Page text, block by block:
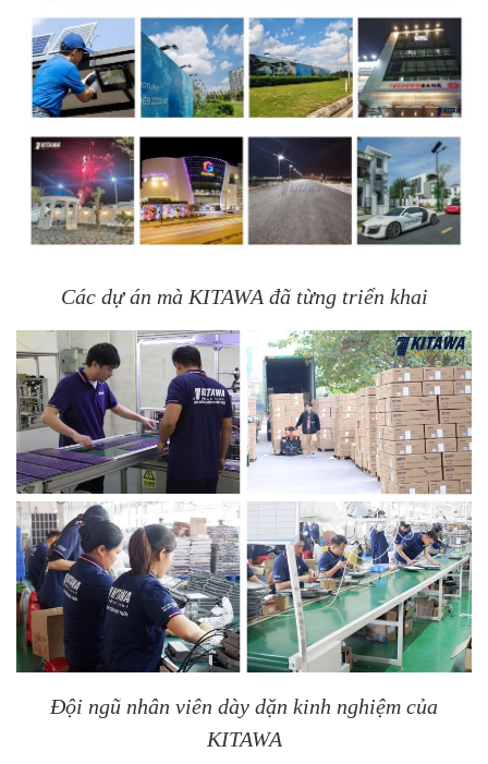
Các dự án mà KITAWA đã từng triển khai
Đội ngũ nhân viên dày dặn kinh nghiệm của
KITAWA